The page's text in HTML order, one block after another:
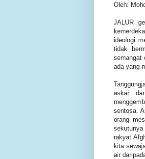
Oleh:
JALUR
ideologi
tidak
semangat
ada yang
askar
sentosa.
orang
sekutunya
rakyat
kita
air